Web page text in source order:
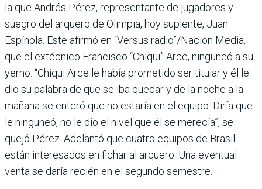
la que Andrés Pérez, represen­tante de jugadores y
suegro del arquero de Olimpia, hoy suplente, Juan
Espínola. Este afirmó en “Versus radio”/Nación Media,
que el extécnico Francisco “Chiqui” Arce, ningu­neó a su
yerno. “Chiqui Arce le había prome­tido ser titular y él le
dio su palabra de que se iba quedar y de la noche a la
mañana se enteró que no estaría en el equipo. Diría que
le ninguneó, no le dio el nivel que él se mere­cía”, se
quejó Pérez. Adelantó que cuatro equipos de Brasil
están interesados en fichar al arquero. Una eventual
venta se daría recién en el segundo semestre.